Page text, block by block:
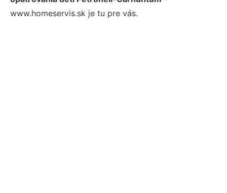
www.homeservis.sk je tu pre vás.